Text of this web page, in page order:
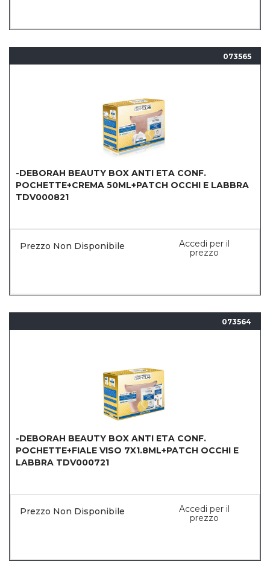
073565
-DEBORAH BEAUTY BOX ANTI ETA CONF.
POCHETTE+CREMA 50ML+PATCH OCCHI E LABBRA
TDV000821
Prezzo Non Disponibile
Accedi per il
prezzo
073564
-DEBORAH BEAUTY BOX ANTI ETA CONF.
POCHETTE+FIALE VISO 7X1.8ML+PATCH OCCHI E
LABBRA TDV000721
Prezzo Non Disponibile
Accedi per il
prezzo